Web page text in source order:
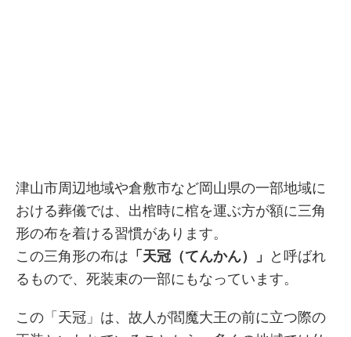
津山市周辺地域や倉敷市など岡山県の一部地域に
おける葬儀では、出棺時に棺を運ぶ方が額に三角
形の布を着ける習慣があります。
この三角形の布は 「天冠（てんかん）」
と呼ばれ
るもので、死装束の一部にもなっています。
この「天冠」は、故人が閻魔大王の前に立つ際の